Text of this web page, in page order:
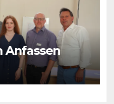
Anfassen